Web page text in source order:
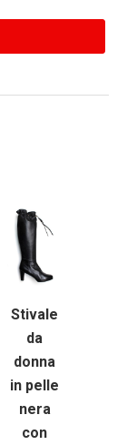
Stivale
da
donna
in pelle
nera
con